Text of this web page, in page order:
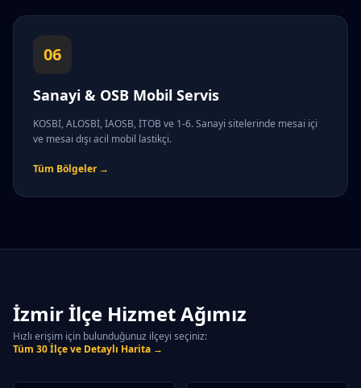
06
Sanayi & OSB Mobil Servis
KOSBİ, ALOSBİ, İAOSB, İTOB ve 1-6. Sanayi sitelerinde mesai içi
ve mesai dışı acil mobil lastikçi.
Tüm Bölgeler →
İzmir İlçe Hizmet Ağımız
Hızlı erişim için bulunduğunuz ilçeyi seçiniz:
Tüm 30 İlçe ve Detaylı Harita →